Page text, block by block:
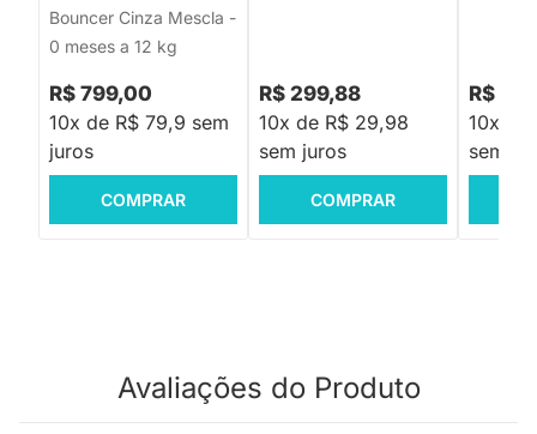
Bouncer Cinza Mescla -
0 meses a 12 kg
R$ 799,00
10x de R$ 79,9 sem
juros
COMPRAR
R$ 299,88
10x de R$ 29,98
sem juros
COMPRAR
R$
10x de
sem
Avaliações do Produto